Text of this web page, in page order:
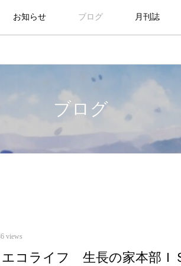
お知らせ ブログ 月刊誌
ブログ
views
コライフ 生長の家本部Ｉ